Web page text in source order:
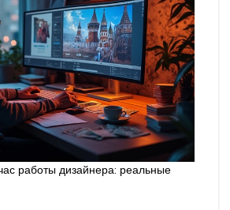
работы дизайнера: реальные